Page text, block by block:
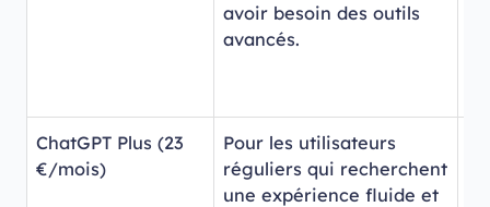
avoir besoin des outils
avancés.
ChatGPT Plus (23
€/mois)
Pour les utilisateurs
réguliers qui recherchent
une expérience fluide et